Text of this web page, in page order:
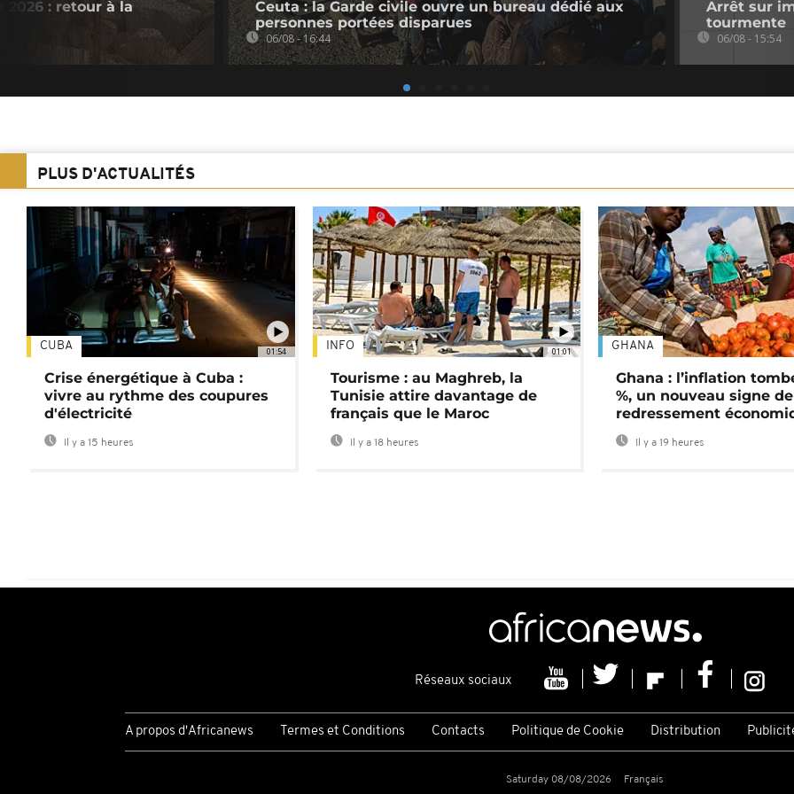
2026 : retour à la
Ceuta : la Garde civile ouvre un bureau dédié aux
personnes portées disparues
06/08 - 16:44
Arrêt sur
tourmente
06/08 - 15:54
PLUS D'ACTUALITÉS
01:54
CUBA
Crise énergétique à Cuba :
vivre au rythme des coupures
d'électricité
Il y a 15 heures
01:01
INFO
Tourisme : au Maghreb, la
Tunisie attire davantage de
français que le Maroc
Il y a 18 heures
GHANA
Ghana : l’inflation
%, un nouveau signe de
redressement
Il y a 19 heures
Réseaux sociaux
A propos d'Africanews Termes et Conditions Contacts Politique de Cookie Distribution
Saturday 08/08/2026